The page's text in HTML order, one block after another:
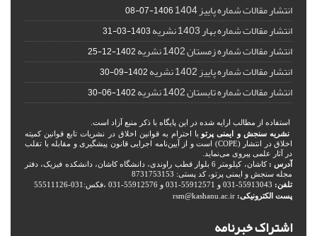
انتشار مقالات شماره پاییز 1404 1406-07-08
انتشار مقالات شماره بهار 1403 نشریه 1403-03-31
انتشار مقالات شماره زمستان 1402 نشریه 1402-12-25
انتشار مقالات شماره پاییز 1402 نشریه 1402-09-30
انتشار مقالات شماره تابستان 1402 نشریه 1402-06-30
استفاده از مطالب ارایه شده در این پایگاه با ذکر منبع آزاد است.
نشریه سنجش و ایمنی پرتو با احترام به قوانین اخلاق در نشریات تابع قوانین کمیته
اخلاق در انتشار (COPE) است و از آیین‌نامه اجرایی قانون پیشگیری و مقابله با تقلب
در آثار علمی پیروی می‌نماید.
آدرس :
کاشان، کیلومتر 6 بلوار قطب راوندی، دانشگاه کاشان، دانشکده فیزیک، دفتر
مجله سنجش و ایمنی پرتو، کد پستی: 8731753153
تلفن:
پست الکترونیکی: rsm@kashanu.ac.ir
اشتراک خبرنامه